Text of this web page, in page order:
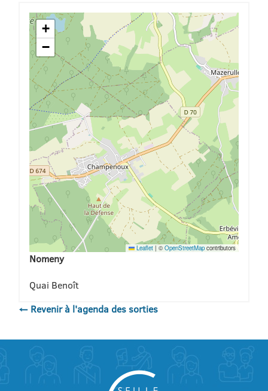
+
−
Leaflet | ©OpenStreetMap contributors
Nomeny
Quai Benoît
← Revenir à l'agenda des sorties